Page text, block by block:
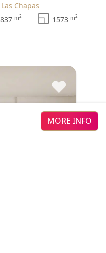
Las Chapas
837 m2 1573 m2
♥
MORE INFO